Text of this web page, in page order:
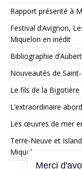
Rapport présenté à
Festival d’Avignon,
Miquelon en inédit
Bibliographie
Nouveautés de
Le fils de la Bigotière
L’extraordinaire
Les œuvres de mer
Terre-Neuve et
Miquelon